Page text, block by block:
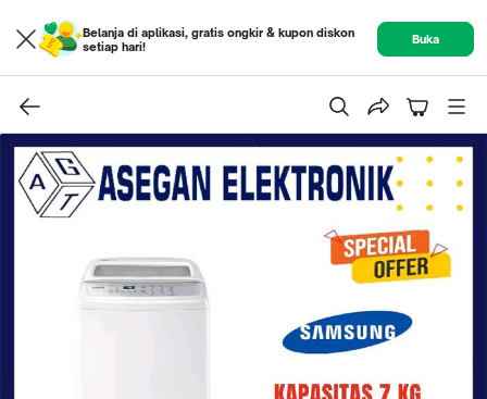
Belanja di aplikasi, gratis ongkir & kupon diskon
setiap hari!
Buka